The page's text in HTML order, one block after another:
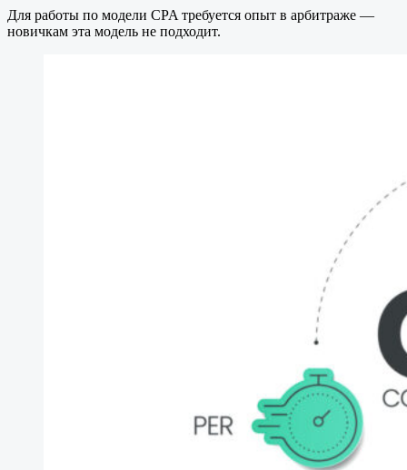
Для работы по модели CPA требуется опыт в арбитраже —
новичкам эта модель не подходит.